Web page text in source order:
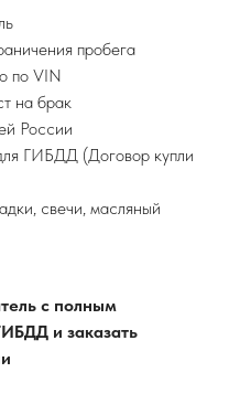
пробега
по VIN
на брак
России
ГИБДД (Договор купли
свечи, масляный
с полным
и заказать